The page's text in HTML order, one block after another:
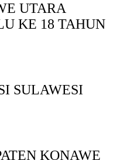
UTARA
KE 18 TAHUN
SULAWESI
KONAWE